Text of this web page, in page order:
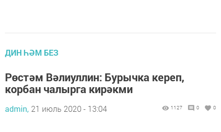
ДИН ҺӘМ БЕЗ
Рөстәм Вәлиуллин: Бурычка кереп,
корбан чалырга кирәкми
admin, 21 июль 2020 - 13:04 1127 0 0